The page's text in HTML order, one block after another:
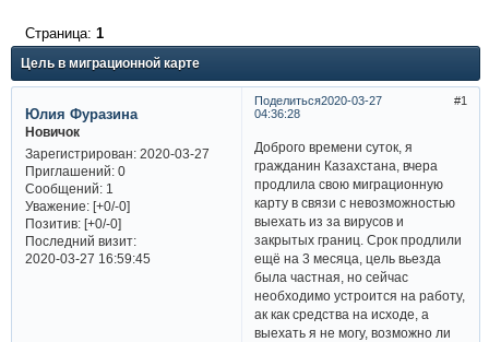
Цель в миграционной карте
Страница: 1
Поделиться 1
2020-03-27
04:36:28
Юлия Фуразина
Новичок
Зарегистрирован: 2020-03-27
Приглашений:0
Сообщений:1
Уважение: [+0/-0]
Позитив: [+0/-0]
Последний визит:
2020-03-27 16:59:45
Доброго времени суток, я
гражданин Казахстана, вчера
продлила свою миграционную
карту в связи с невозможностью
выехать из за вирусов и
закрытых границ. Срок продлили
ещё на 3 месяца, цель вьезда
была частная, но сейчас
необходимо устроится на работу,
ак как средства на исходе, а
выехать я не могу, возможно ли